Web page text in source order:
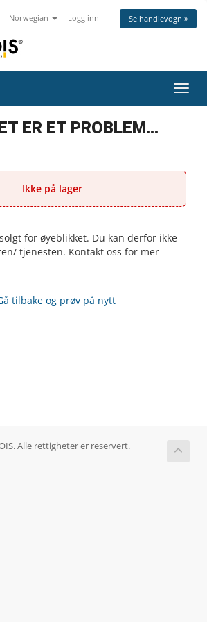
Norwegian Logg inn Se handlevogn »
Bytt
ER ET PROBLEM...
Ikke på lager
for øyeblikket. Du kan derfor ikke
tjenesten. Kontakt oss for mer
tilbake og prøv på nytt
Alle rettigheter er reservert.